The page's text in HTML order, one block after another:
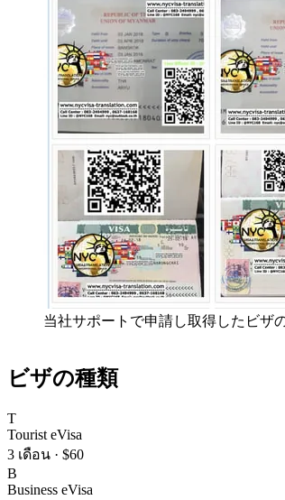
当社サポートで申請し取得したビザ
ビザの種類
T
Tourist eVisa
3 เดือน · $60
B
Business eVisa